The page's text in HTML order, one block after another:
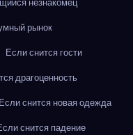
рынок
Если снится гости
драгоценность
Если снится новая одежда
снится падение